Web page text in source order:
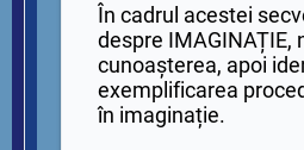
În cadrul acestei
despre IMAGINAȚIE,
cunoașterea, apoi
exemplificarea
în imaginație.